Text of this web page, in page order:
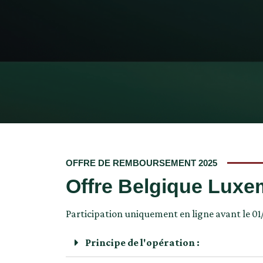
OFFRE DE REMBOURSEMENT 2025
Offre Belgique
Participation uniquement en ligne avant le
Principe de l'opération :